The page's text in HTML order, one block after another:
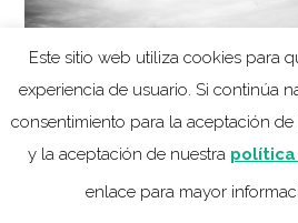
Este sitio web utiliza cookies para
experiencia de usuario. Si continúa
consentimiento para la aceptación
y la aceptación de nuestra política
enlace para mayor